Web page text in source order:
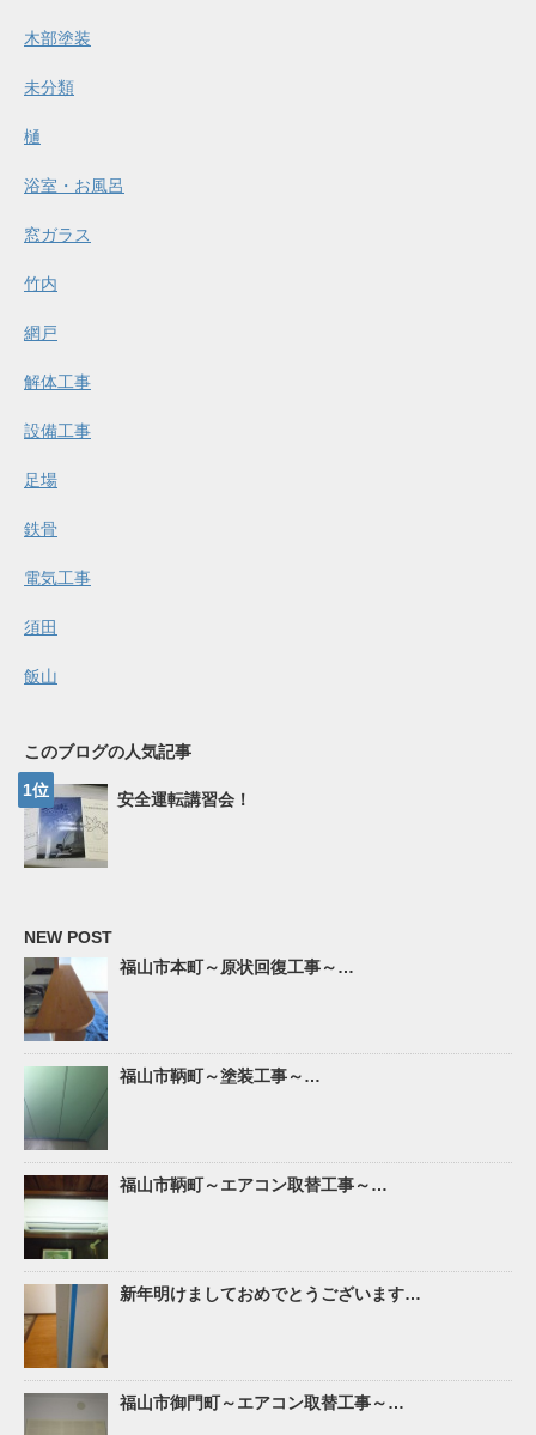
木部塗装
未分類
樋
浴室・お風呂
窓ガラス
竹内
網戸
解体工事
設備工事
足場
鉄骨
電気工事
須田
飯山
このブログの人気記事
安全運転講習会！
NEW POST
福山市本町～原状回復工事～…
福山市鞆町～塗装工事～…
福山市鞆町～エアコン取替工事～…
新年明けましておめでとうございます…
福山市御門町～エアコン取替工事～…